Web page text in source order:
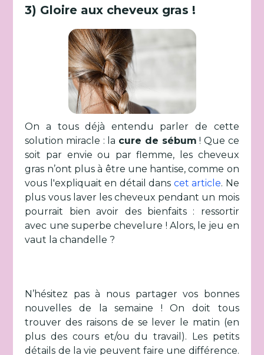
3) Gloire aux cheveux gras !
On a tous déjà entendu parler de cette
solution miracle : la cure de sébum ! Que ce
soit par envie ou par flemme, les cheveux
gras n’ont plus à être une hantise, comme on
vous l'expliquait en détail dans cet article. Ne
plus vous laver les cheveux pendant un mois
pourrait bien avoir des bienfaits : ressortir
avec une superbe chevelure ! Alors, le jeu en
vaut la chandelle ?
N’hésitez pas à nous partager vos bonnes
nouvelles de la semaine ! On doit tous
trouver des raisons de se lever le matin (en
plus des cours et/ou du travail). Les petits
détails de la vie peuvent faire une différence.